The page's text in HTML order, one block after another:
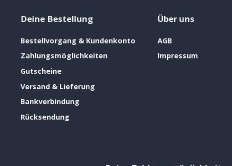
Deine Bestellung
Bestellvorgang & Kundenkonto
Zahlungsmöglichkeiten
Gutscheine
Versand & Lieferung
Bankverbindung
Rücksendung
Über uns
AGB
Impressum